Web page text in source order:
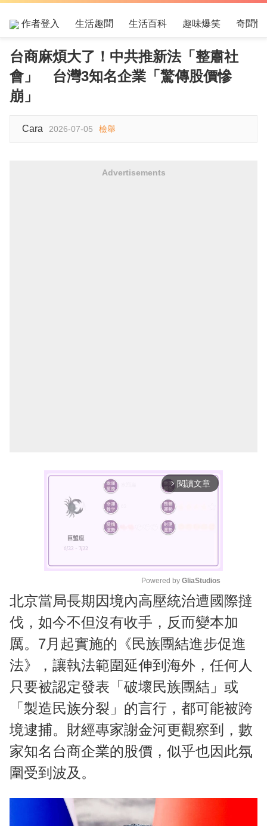
作者登入 生活趣聞 生活百科 趣味爆笑 奇聞怪
台商麻煩大了！中共推新法「整肅社
會」 台灣3知名企業「驚傳股價慘
崩」
Cara 2026-07-05 檢舉
Advertisements
arrow_forward_ios 閱讀文章
M
u
t
e
Powered by GliaStudios
北京當局長期因境內高壓統治遭國際撻
伐，如今不但沒有收手，反而變本加
厲。7月起實施的《民族團結進步促進
法》，讓執法範圍延伸到海外，任何人
只要被認定發表「破壞民族團結」或
「製造民族分裂」的言行，都可能被跨
境逮捕。財經專家謝金河更觀察到，數
家知名台商企業的股價，似乎也因此氛
圍受到波及。